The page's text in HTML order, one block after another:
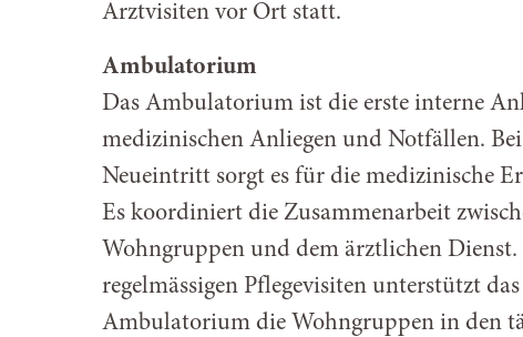
Arztvisiten vor Ort statt.
Ambulatorium
Das Ambulatorium ist die erste interne
medizinischen Anliegen und Notfällen.
Neueintritt sorgt es für die medizinische
Es koordiniert die Zusammenarbeit
Wohngruppen und dem ärztlichen
regelmässigen Pflegevisiten unterstützt das
Ambulatorium die Wohngruppen in den